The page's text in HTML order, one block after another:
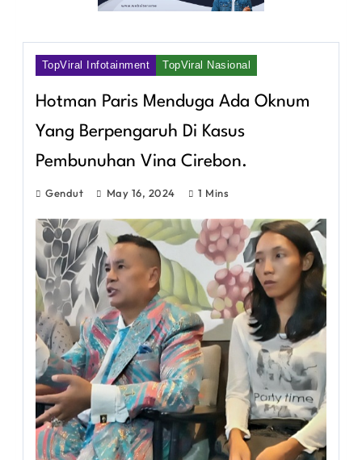
TopViral Infotainment TopViral Nasional
Hotman Paris Menduga Ada Oknum
Yang Berpengaruh Di Kasus
Pembunuhan Vina Cirebon.
Gendut May 16, 2024 1 Mins